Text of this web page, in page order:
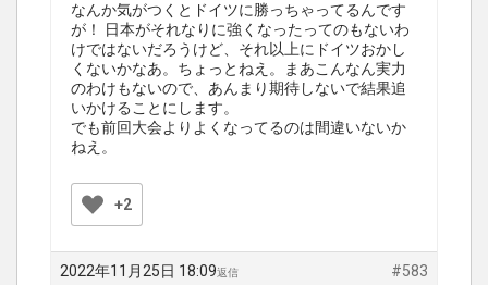
なんか気がつくとドイツに勝っちゃってるんです
が！ 日本がそれなりに強くなったってのもないわ
けではないだろうけど、それ以上にドイツおかし
くないかなあ。ちょっとねえ。まあこんなん実力
のわけもないので、あんまり期待しないで結果追
いかけることにします。
でも前回大会よりよくなってるのは間違いないか
ねえ。
+2
2022年11月25日 18:09 #583
返信